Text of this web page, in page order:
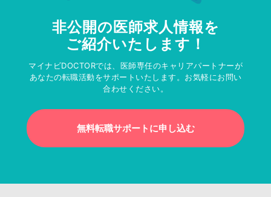
非公開の医師求人情報を
ご紹介いたします！
マイナビDOCTORでは、医師専任のキャリアパートナーが
あなたの転職活動をサポートいたします。お気軽にお問い
合わせください。
無料転職サポートに申し込む